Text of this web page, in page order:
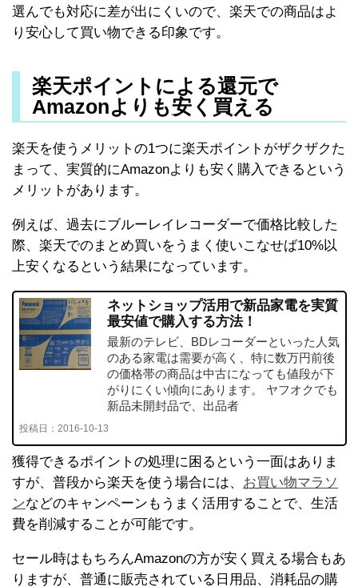
選んでも対応に差が出にくいので、楽天での商品はよ
り安心して買い物できる印象です。
楽天ポイントによる還元で
Amazonよりも安く買える
楽天を使うメリットの1つに楽天ポイントがザクザクた
まって、実質的にAmazonよりも安く購入できるという
メリットがあります。
例えば、過去にブルーレイレコーダーで価格比較した
際、楽天でのまとめ買いをうまく使いこなせば10%以
上安くなるという結果になっています。
ネットショップ活用で新品家電を実質
最安値で購入する方法！
最新のテレビ、BDレコーダーといった人気
のある家電は需要が高く、特に数万円前後
の価格帯の商品は中古になっても値段が下
がりにくい傾向にあります。 ヤフオクでも
新品未開封品で、出品者
投稿日： 2016-10-13
獲得できるポイントの処理に困るという一面はありま
すが、普段から楽天を使う場合には、 お買い物マラソ
ンなどのキャンペーンもうまく活用することで、生活
費を削減することが可能です。
セール時はもちろんAmazonの方が安く買える場合もあ
りますが、普通に販売されている日用品、消耗品の購